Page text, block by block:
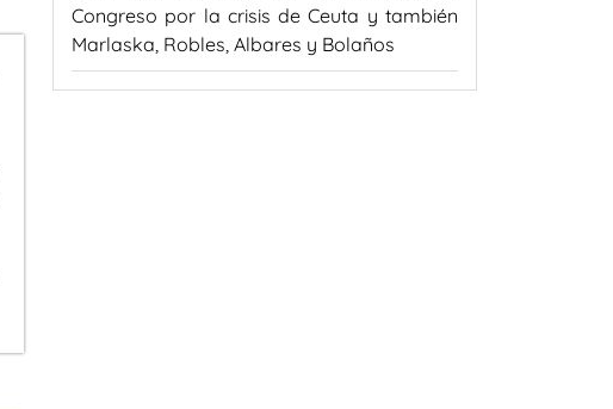
Congreso por la crisis de Ceuta y también
Marlaska, Robles, Albares y Bolaños